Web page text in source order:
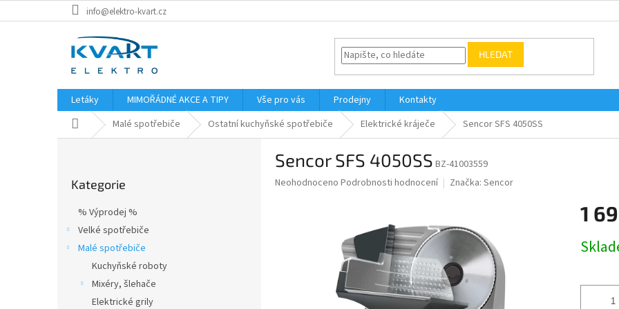
na
info@elektro-kvart.cz
HLEDAT
Letáky MIMOŘÁDNÉ AKCE A TIPY Vše pro vás Prodejny
Kontakty
Domů Malé spotřebiče Ostatní kuchyňské spotřebiče Elektrické kráječe Sencor SFS 4050SS
kategorie
Kategorie
% Výprodej %
Velké spotřebiče
Malé spotřebiče
Kuchyňské roboty
Mixéry, šlehače
Elektrické grily
Sencor SFS 4050SS BZ-41003559
Průměrné
Neohodnoceno Podrobnosti hodnocení Značka: Sencor
1
cena: